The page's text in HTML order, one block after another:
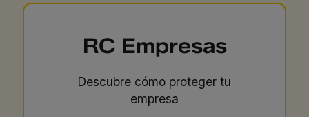
RC Empresas
Descubre cómo proteger tu
empresa